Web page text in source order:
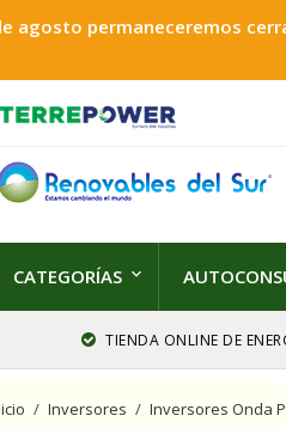
agosto permaneceremos
CATEGORÍAS
TIENDA ONLINE DE
Inversores Inversores Onda